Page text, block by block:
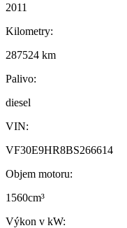
2011
Kilometry:
287524 km
Palivo:
diesel
VIN:
VF30E9HR8BS266614
Objem motoru:
1560cm³
Výkon v kW: